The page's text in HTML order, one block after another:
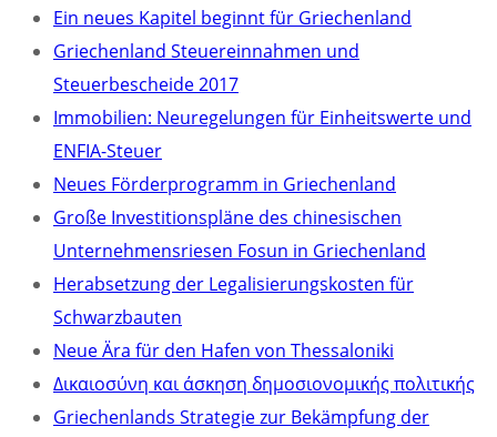
Ein neues Kapitel beginnt für Griechenland
Griechenland Steuereinnahmen und
Steuerbescheide 2017
Immobilien: Neuregelungen für Einheitswerte und
ENFIA-Steuer
Neues Förderprogramm in Griechenland
Große Investitionspläne des chinesischen
Unternehmensriesen Fosun in Griechenland
Herabsetzung der Legalisierungskosten für
Schwarzbauten
Neue Ära für den Hafen von Thessaloniki
Δικαιοσύνη και άσκηση δημοσιονομικής πολιτικής
Griechenlands Strategie zur Bekämpfung der